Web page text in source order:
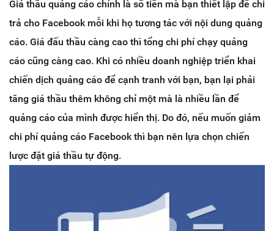
Giá thầu quảng cáo chính là số tiền mà bạn thiết lập để chi
trả cho Facebook mỗi khi họ tương tác với nội dung quảng
cáo. Giá đấu thầu càng cao thì tổng chi phí chạy quảng
cáo cũng càng cao. Khi có nhiều doanh nghiệp triển khai
chiến dịch quảng cáo để cạnh tranh với bạn, bạn lại phải
tăng giá thầu thêm không chỉ một mà là nhiều lần để
quảng cáo của mình được hiển thị. Do đó, nếu muốn giảm
chi phí quảng cáo Facebook thì bạn nên lựa chọn chiến
lược đặt giá thầu tự động.